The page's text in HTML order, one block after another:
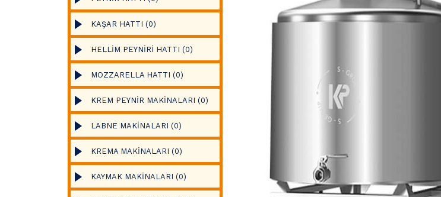
KAŞAR HATTI (0)
HELLİM PEYNİRİ HATTI (0)
MOZZARELLA HATTI (0)
KREM PEYNİR MAKİNALARI (0)
LABNE MAKİNALARI (0)
KREMA MAKİNALARI (0)
KAYMAK MAKİNALARI (0)